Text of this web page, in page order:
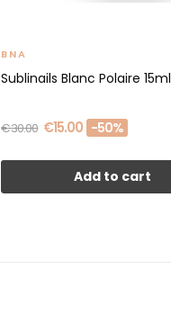
BNA
Sublinails Blanc Polaire 15ml
€30.00 €15.00 -50%
Add to cart